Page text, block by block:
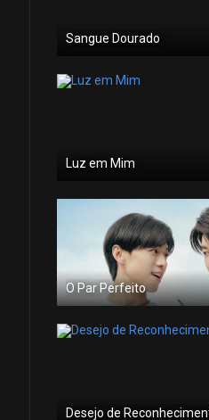
Sangue Dourado
Luz em Mim
O Par Perfeito
Desejo de